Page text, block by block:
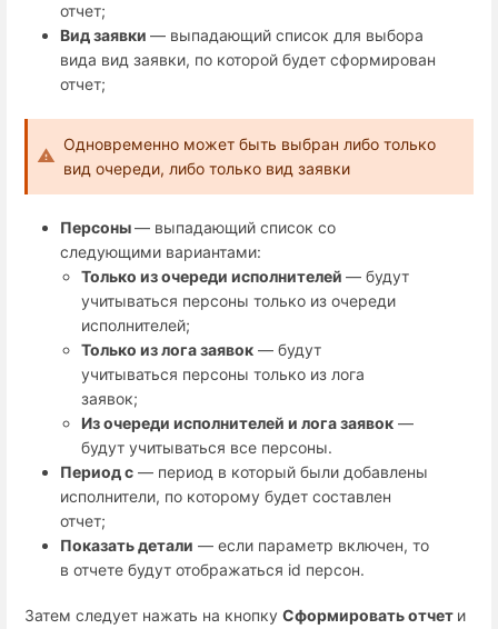
отчет;
Вид заявки — выпадающий список для выбора
вида вид заявки, по которой будет сформирован
отчет;
Одновременно может быть выбран либо только
вид очереди, либо только вид заявки
Персоны— выпадающий список со
следующими вариантами:
Только из очереди исполнителей— будут
учитываться персоны только из очереди
исполнителей;
Только из лога заявок — будут
учитываться персоны только из лога
заявок;
Из очереди исполнителей и лога заявок —
будут учитываться все персоны.
Период с — период в который были добавлены
исполнители, по которому будет составлен
отчет;
Показать детали — если параметр включен, то
в отчете будут отображаться id персон.
Затем следует нажать на кнопку Сформировать отчет и